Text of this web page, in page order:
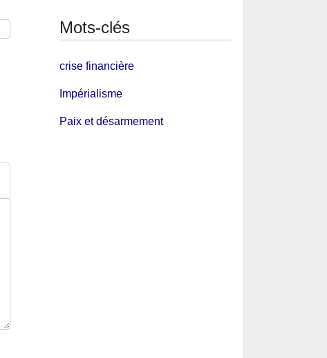
Mots-clés
crise financière
Impérialisme
Paix et désarmement